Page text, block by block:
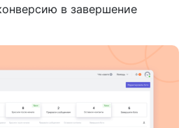
в завершение